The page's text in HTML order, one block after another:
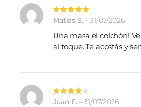
con5de 5
Matias S.– 31/07/2026
Una masa el colchón!
al toque. Te acostás y
con4de
Juan F. – 31/07/2026